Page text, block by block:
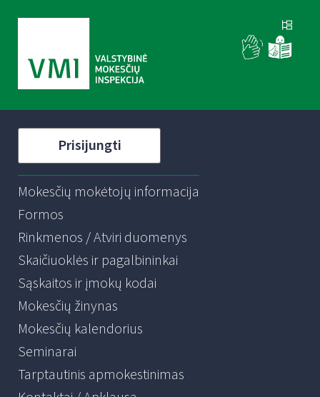
Prisijungti
Mokesčių mokėtojų informacija
Formos
Rinkmenos / Atviri duomenys
Skaičiuoklės ir pagalbininkai
Sąskaitos ir įmokų kodai
Mokesčių žinynas
Mokesčių kalendorius
Seminarai
Tarptautinis apmokestinimas